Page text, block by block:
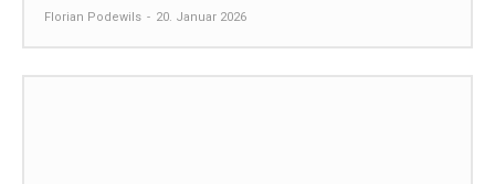
Florian Podewils - 20. Januar 2026